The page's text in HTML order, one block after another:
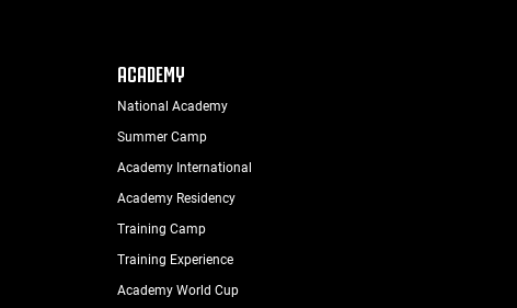
ACADEMY
National Academy
Summer Camp
Academy International
Academy Residency
Training Camp
Training Experience
Academy World Cup